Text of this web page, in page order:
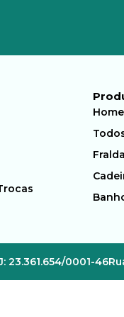
Home
23.361.654/0001-46